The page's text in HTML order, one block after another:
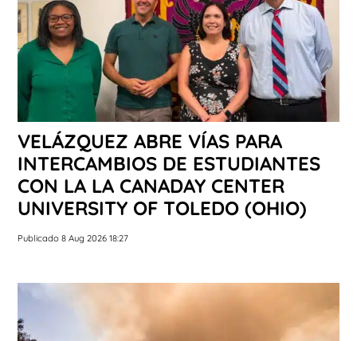
VELÁZQUEZ ABRE VÍAS PARA
INTERCAMBIOS DE ESTUDIANTES
CON LA LA CANADAY CENTER
UNIVERSITY OF TOLEDO (OHIO)
Publicado 8 Aug 2026 18:27